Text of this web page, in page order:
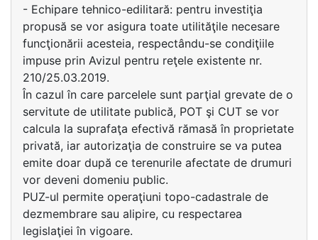
- Echipare tehnico-edilitară: pentru investiţia
propusă se vor asigura toate utilităţile necesare
funcţionării acesteia, respectându-se condiţiile
impuse prin Avizul pentru reţele existente nr.
210/25.03.2019.
În cazul în care parcelele sunt parţial grevate de o
servitute de utilitate publică, POT şi CUT se vor
calcula la suprafaţa efectivă rămasă în proprietate
privată, iar autorizaţia de construire se va putea
emite doar după ce terenurile afectate de drumuri
vor deveni domeniu public.
PUZ-ul permite operaţiuni topo-cadastrale de
dezmembrare sau alipire, cu respectarea
legislaţiei în vigoare.